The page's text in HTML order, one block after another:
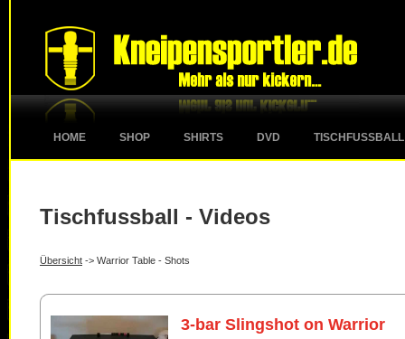
HOME SHOP SHIRTS DVD TISCHFUSSBALL
Tischfussball - Videos
Übersicht -> Warrior Table - Shots
3-bar Slingshot on Warrior